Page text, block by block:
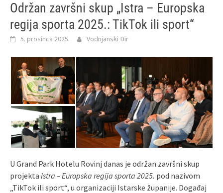
Održan završni skup „Istra – Europska
regija sporta 2025.: TikTok ili sport“
5. prosinca 2025. Vodnjanski Đir
U Grand Park Hotelu Rovinj danas je održan završni skup
projekta Istra – Europska regija sporta 2025. pod nazivom
„TikTok ili sport“, u organizaciji Istarske županije. Događaj